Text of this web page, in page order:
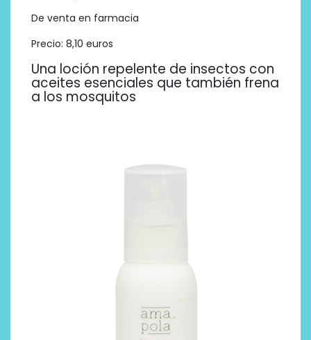
De venta en farmacia
Precio: 8,10 euros
Una loción repelente de insectos con
aceites esenciales que también frena
a los mosquitos